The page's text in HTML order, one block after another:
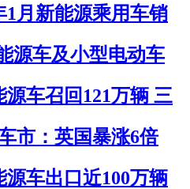
1月新能源乘用车销
源车及小型电动车
源车召回121万辆 三
市：英国暴涨6倍
源车出口近100万辆